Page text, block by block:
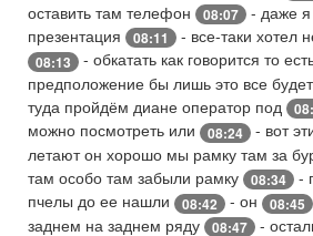
оставить там телефон
08:07
- даже
презентация
08:11 - все-таки хотел
08:13 - обкатать как говорится то
предположение бы лишь это все будет
туда пройдём диане оператор под
можно посмотреть или
08:24 - вот
летают он хорошо мы рамку там за
там особо там забыли рамку
08:34
-
пчелы до ее нашли
08:42 - он 08:45
заднем на заднем ряду
08:47
-